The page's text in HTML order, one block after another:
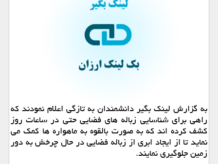
به گزارش لینك بگیر دانشمندان به تازگی اعلام نمودند كه
راهی برای شناسایی زباله های فضایی حتی در ساعات روز
كشف كرده اند كه به صورت بالقوه به ماهواره ها كمك می
نماید تا از ایجاد ابری از زباله فضایی در حال چرخش به دور
زمین جلوگیری نمایند.